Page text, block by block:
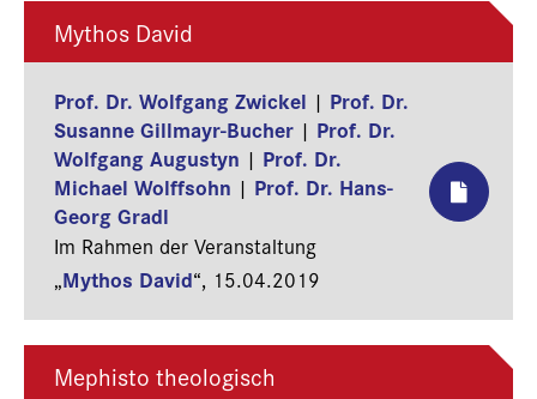
Mythos David
Prof. Dr. Wolfgang Zwickel | Prof. Dr.
Susanne Gillmayr-Bucher | Prof. Dr.
Wolfgang Augustyn | Prof. Dr.
Michael Wolffsohn | Prof. Dr. Hans-
Georg Gradl
Im Rahmen der Veranstaltung
„Mythos David“, 15.04.2019
Mephisto theologisch